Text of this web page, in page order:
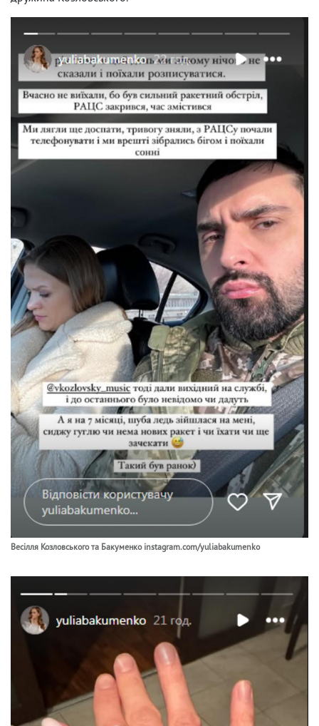
Весілля Козловського та Бакуменко instagram.com/yuliabakumenko